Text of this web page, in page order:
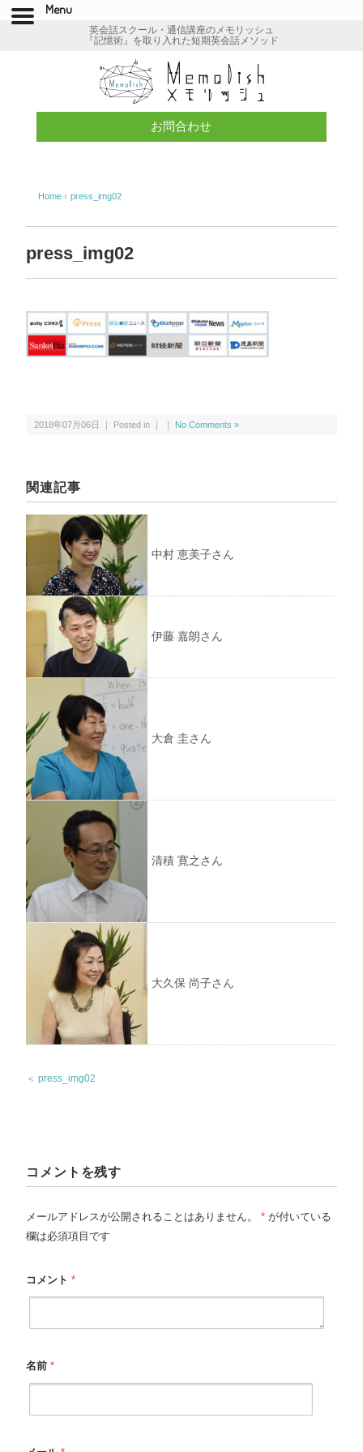
英会話スクール・通信講座のメモリッシュ
『記憶術』を取り入れた短期英会話メソッド
お問合わせ
Home › press_img02
press_img02
2018年07月06日 ｜ Posted in ｜ ｜ No Comments »
関連記事
中村 恵美子さん
伊藤 嘉朗さん
大倉 圭さん
清積 寛之さん
大久保 尚子さん
＜ press_img02
コメントを残す
メールアドレスが公開されることはありません。 * が付いている
欄は必須項目です
コメント*
名前*
Menu